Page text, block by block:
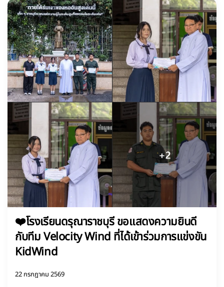
❤️โรงเรียนดรุณาราชบุรี ขอแสดงความยินดี
กับทีม Velocity Wind ที่ได้เข้าร่วมการแข่งขัน
KidWind
22 กรกฎาคม 2569